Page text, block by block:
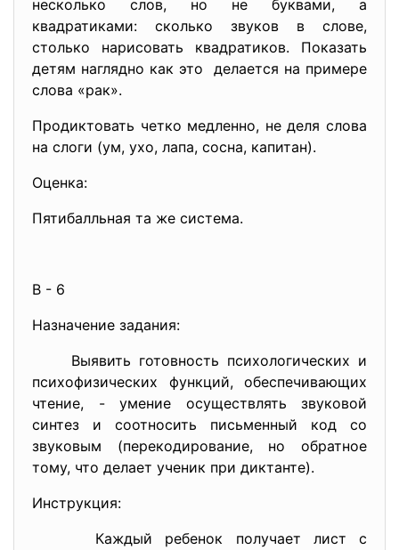
несколько слов, но не буквами, а
квадратиками: сколько звуков в слове,
столько нарисовать квадратиков. Показать
детям наглядно как это делается на примере
слова «рак».
Продиктовать четко медленно, не деля слова
на слоги (ум, ухо, лапа, сосна, капитан).
Оценка:
Пятибалльная та же система.
В - 6
Назначение задания:
Выявить готовность психологических и
психофизических функций, обеспечивающих
чтение, - умение осуществлять звуковой
синтез и соотносить письменный код со
звуковым (перекодирование, но обратное
тому, что делает ученик при диктанте).
Инструкция:
Каждый ребенок получает лист с